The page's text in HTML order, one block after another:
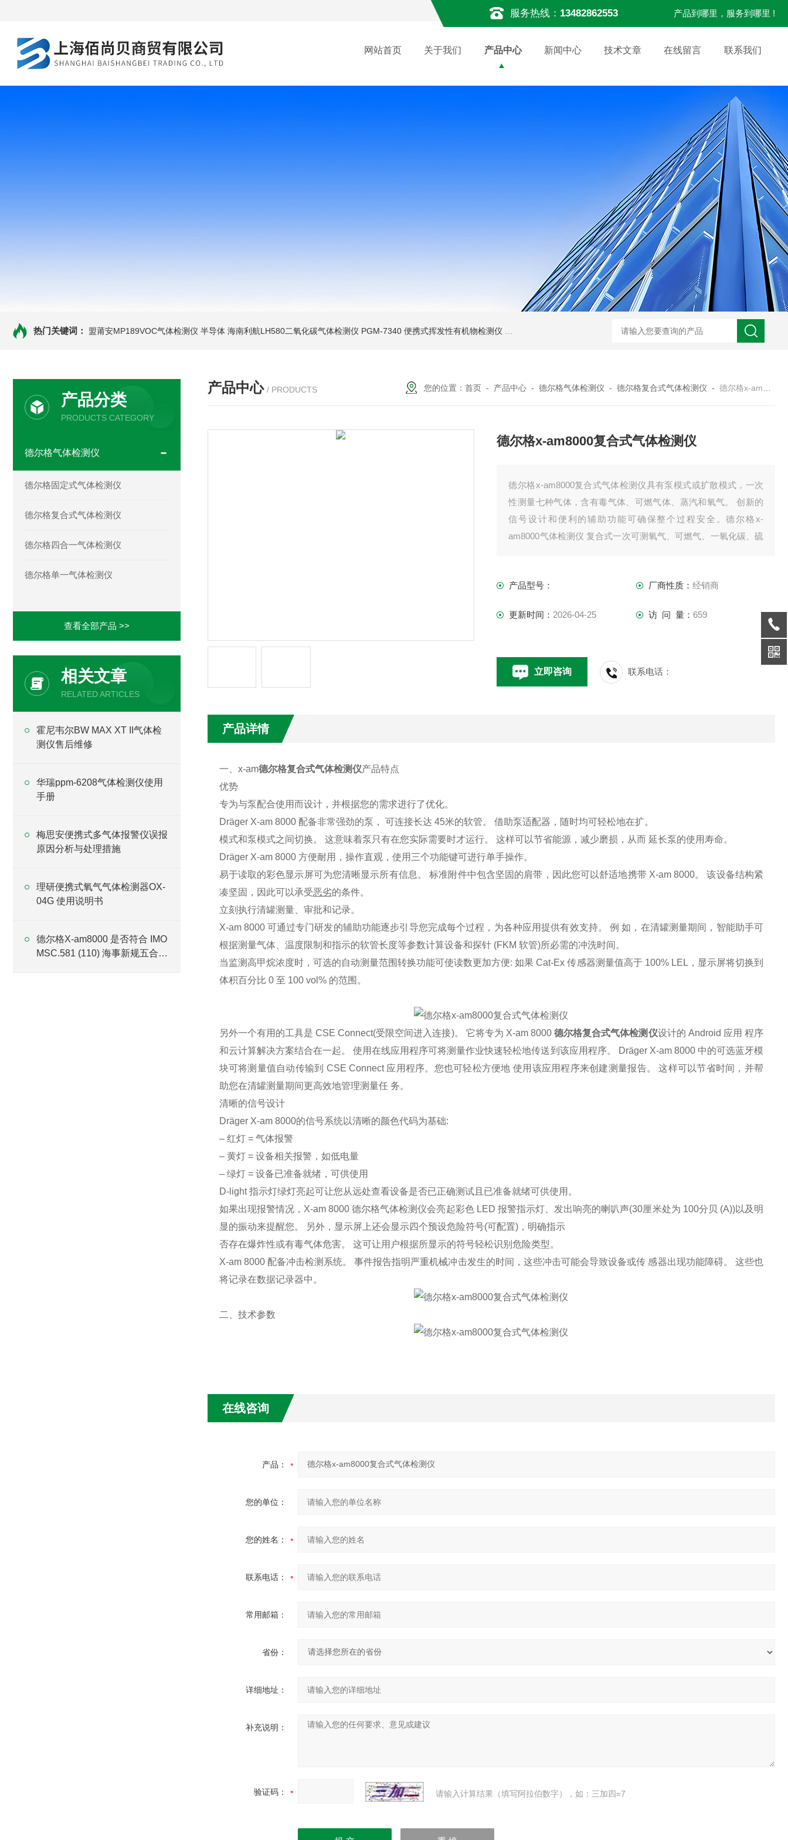
服务热线： 13482862553 产品到哪里，服务到哪里 !
网站首页 关于我们 产品中心 新闻中心 技术文章 在线留言 联系我们
热门关键词： 盟莆安MP189VOC气体检测仪 半导体 海南利航LH580二氧化碳气体检测仪 PGM-7340 便携式挥发性有机物检测仪 环保新规霍尼韦尔 PGM-7340 VOC 检测仪 德国德尔格 X-am2500 四合一气
产品分类
PRODUCTS CATEGORY
德尔格气体检测仪
德尔格固定式气体检测仪
德尔格复合式气体检测仪
德尔格四合一气体检测仪
德尔格单一气体检测仪
查看全部产品 >>
相关文章
RELATED ARTICLES
霍尼韦尔BW MAX XT II气体检
测仪售后维修
华瑞ppm-6208气体检测仪使用
手册
梅思安便携式多气体报警仪误报
原因分析与处理措施
理研便携式氧气气体检测器OX-
04G 使用说明书
德尔格X-am8000 是否符合 IMO
MSC.581 (110) 海事新规五合一
产品中心 / PRODUCTS 您的位置：首页 - 产品中心 -德尔格气体检测仪 -德尔格复合式气体检测仪 -德尔格x-am8000复合式气体检测仪
德尔格x-am8000复合式气体检测仪
德尔格x-am8000复合式气体检测仪具有泵模式或扩散模式，一次
性测量七种气体，含有毒气体、可燃气体、蒸汽和氧气。 创新的
信号设计和便利的辅助功能可确保整个过程安全。德尔格x-
am8000气体检测仪 复合式一次可测氧气、可燃气、一氧化碳、硫
障生产。
产品型号： 厂商性质： 经销商
更新时间： 2026-04-25 访 问 量： 659
立即咨询 联系电话：
产品详情
一、x-am德尔格复合式气体检测仪产品特点
优势
专为与泵配合使用而设计，并根据您的需求进行了优化。
Dräger X-am 8000 配备非常强劲的泵， 可连接长达 45米的软管。 借助泵适配器，随时均可轻松地在扩。
模式和泵模式之间切换。 这意味着泵只有在您实际需要时才运行。 这样可以节省能源，减少磨损，从而 延长泵的使用寿命。
Dräger X-am 8000 方便耐用，操作直观，使用三个功能键可进行单手操作。
易于读取的彩色显示屏可为您清晰显示所有信息。 标准附件中包含坚固的肩带，因此您可以舒适地携带 X-am 8000。 该设备结构紧
凑坚固，因此可以承受恶劣的条件。
立刻执行清罐测量、审批和记录。
X-am 8000 可通过专门研发的辅助功能逐步引导您完成每个过程，为各种应用提供有效支持。 例 如，在清罐测量期间，智能助手可
根据测量气体、温度限制和指示的软管长度等参数计算设备和探针 (FKM 软管)所必需的冲洗时间。
当监测高甲烷浓度时，可选的自动测量范围转换功能可使读数更加方便: 如果 Cat-Ex 传感器测量值高于 100% LEL，显示屏将切换到
体积百分比 0 至 100 vol% 的范围。
另外一个有用的工具是 CSE Connect(受限空间进入连接)。 它将专为 X-am 8000德尔格复合式气体检测仪设计的 Android 应用 程序
和云计算解决方案结合在一起。 使用在线应用程序可将测量作业快速轻松地传送到该应用程序。 Dräger X-am 8000 中的可选蓝牙模
块可将测量值自动传输到 CSE Connect 应用程序。您也可轻松方便地 使用该应用程序来创建测量报告。 这样可以节省时间，并帮
助您在清罐测量期间更高效地管理测量任 务。
清晰的信号设计
Dräger X-am 8000的信号系统以清晰的颜色代码为基础:
‒ 红灯 = 气体报警
‒ 黄灯 = 设备相关报警，如低电量
‒ 绿灯 = 设备已准备就绪，可供使用
D-light 指示灯绿灯亮起可让您从远处查看设备是否已正确测试且已准备就绪可供使用。
如果出现报警情况，X-am 8000德尔格气体检测仪会亮起彩色 LED 报警指示灯、发出响亮的喇叭声(30厘米处为 100分贝 (A))以及明
显的振动来提醒您。 另外，显示屏上还会显示四个预设危险符号(可配置)，明确指示
否存在爆炸性或有毒气体危害。 这可让用户根据所显示的符号轻松识别危险类型。
X-am 8000 配备冲击检测系统。 事件报告指明严重机械冲击发生的时间，这些冲击可能会导致设备或传 感器出现功能障碍。 这些也
将记录在数据记录器中。
二、技术参数
在线咨询
产品：
您的单位：
您的姓名：
联系电话：
常用邮箱：
省份：
详细地址：
补充说明：
验证码： 请输入计算结果（填写阿拉伯数字），如：三加四=7